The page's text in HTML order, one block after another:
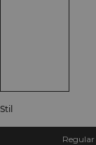
Stil
Regular